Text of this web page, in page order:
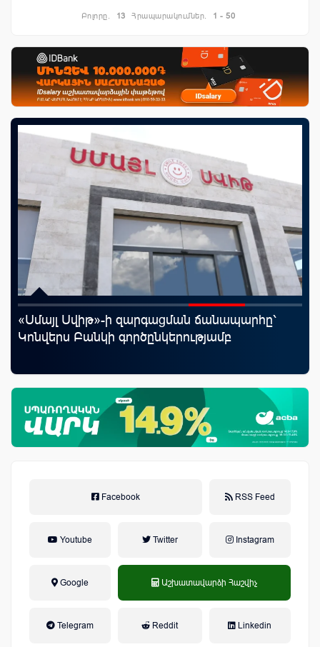
Բոլորը. 13 Հրապարակումներ. 1 - 50
«Սմայլ Սվիթ»-ի զարգացման ճանապարհը՝
Կոնվերս Բանկի գործընկերությամբ
Facebook RSS Feed
Youtube Twitter Instagram
Google Աշխատավարձի Հաշվիչ
Telegram Reddit Linkedin